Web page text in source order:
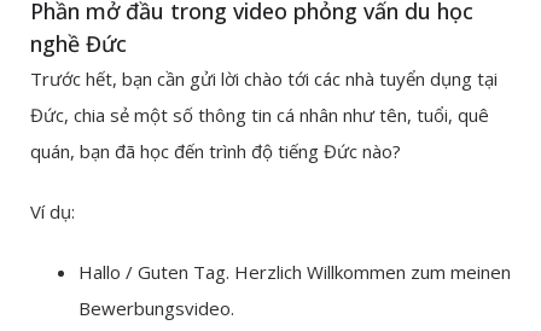
Phần mở đầu trong video phỏng vấn du học
nghề Đức
Trước hết, bạn cần gửi lời chào tới các nhà tuyển dụng tại
Đức, chia sẻ một số thông tin cá nhân như tên, tuổi, quê
quán, bạn đã học đến trình độ tiếng Đức nào?
Ví dụ:
Hallo / Guten Tag. Herzlich Willkommen zum meinen
Bewerbungsvideo.